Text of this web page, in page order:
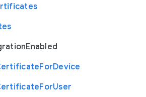
Enabled
ForDevice
ForUser